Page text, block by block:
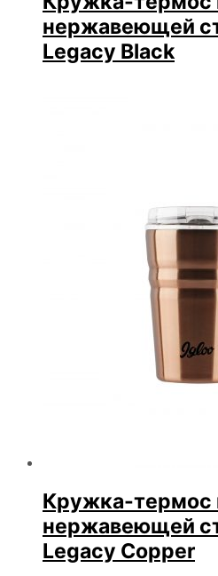
нержавеющей
Legacy Black
Кружка-термос
нержавеющей
Legacy Copper